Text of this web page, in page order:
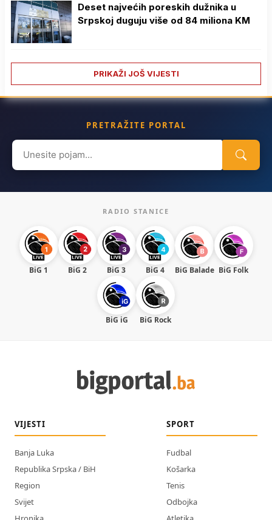
Deset najvećih poreskih dužnika u
Srpskoj duguju više od 84 miliona KM
PRIKAŽI JOŠ VIJESTI
PRETRAŽITE PORTAL
Search
for:
RADIO STANICE
BiG 1 BiG 2 BiG 3 BiG 4 BiG Balade BiG Folk
BiG iG BiG Rock
VIJESTI
Banja Luka
Republika Srpska / BiH
Region
Svijet
SPORT
Fudbal
Košarka
Tenis
Odbojka